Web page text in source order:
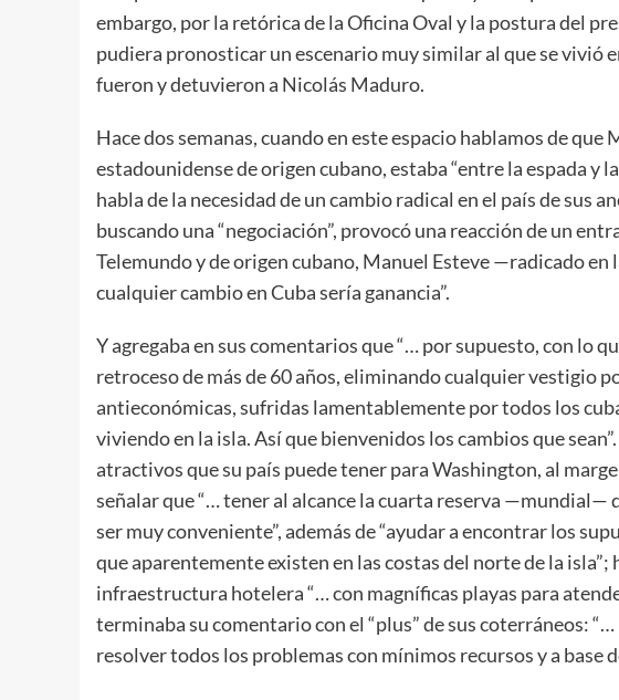
embargo, por la retórica de la Oficina Oval y la postura del
pudiera pronosticar un escenario muy similar al que se vivió
fueron y detuvieron a Nicolás Maduro.
Hace dos semanas, cuando en este espacio hablamos de
estadounidense de origen cubano, estaba “entre la espada y
habla de la necesidad de un cambio radical en el país de sus
buscando una “negociación”, provocó una reacción de un
Telemundo y de origen cubano, Manuel Esteve —radicado
cualquier cambio en Cuba sería ganancia”.
Y agregaba en sus comentarios que “… por supuesto, con lo
retroceso de más de 60 años, eliminando cualquier vestigio
antieconómicas, sufridas lamentablemente por todos los
viviendo en la isla. Así que bienvenidos los cambios que
atractivos que su país puede tener para Washington, al
señalar que “… tener al alcance la cuarta reserva —mundial—
ser muy conveniente”, además de “ayudar a encontrar los
que aparentemente existen en las costas del norte de la
infraestructura hotelera “… con magníficas playas para
terminaba su comentario con el “plus” de sus coterráneos:
resolver todos los problemas con mínimos recursos y a base